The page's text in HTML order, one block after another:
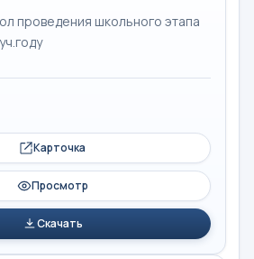
проведения школьного этапа
Карточка
Просмотр
Скачать